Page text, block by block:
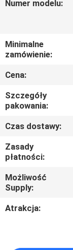
O
WYCIECZKA
PO
FABRYCE
KONTROLA
JAKOŚCI
SIĘ
Z
Numer modelu:
Minimalne
zamówienie:
Cena:
Szczegóły
pakowania:
Czas dostawy:
Zasady
płatności:
Możliwość
Supply:
Atrakcja: